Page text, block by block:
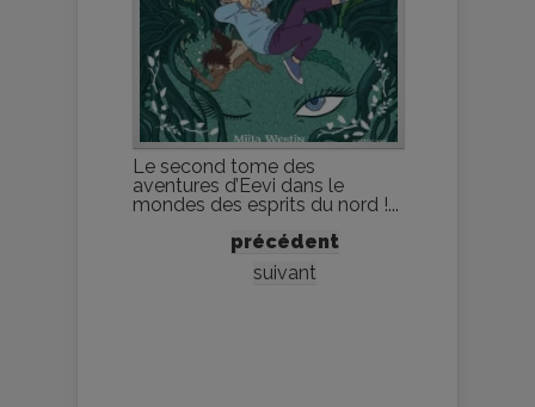
Le second tome des
aventures d’Eevi dans le
mondes des esprits du nord !...
précédent
suivant